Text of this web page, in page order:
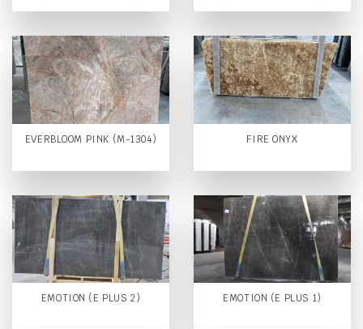
FIRE ONYX
EVERBLOOM PINK (M-1304)
EMOTION (E PLUS 1)
EMOTION (E PLUS 2)